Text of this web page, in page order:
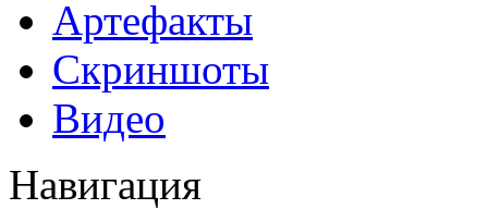
Артефакты
Скриншоты
Видео
Навигация